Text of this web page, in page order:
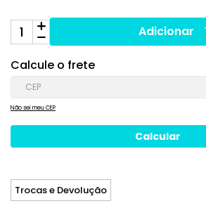
Adicionar
Calcule o frete
Não sei meu CEP
Trocas e Devolução